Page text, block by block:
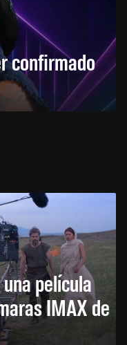
confirmado
película
IMAX de